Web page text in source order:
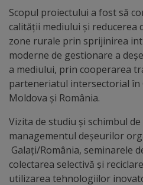
de
Excelență
Ungheniul
turistic
Obiective
turistice
Sculpturi
Scopul proiectului a fost să
calității mediului și reducerea
zone rurale prin sprijinirea
moderne de gestionare a
a mediului, prin cooperarea
parteneriatul intersectorial în
Moldova și România.
Vizita de studiu și schimbul
managementul deșeurilor
Galați/România, seminarele
colectarea selectivă și
utilizarea tehnologiilor